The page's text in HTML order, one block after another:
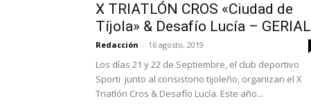
X TRIATLÓN CROS «Ciudad de
Tíjola» & Desafío Lucía – GERIAL
Redacción - 16 agosto, 2019
Los días 21 y 22 de Septiembre, el club deportivo
Sporti junto al consistorio tijoleño, organizan el X
Triatlón Cros & Desafío Lucía. Este año...